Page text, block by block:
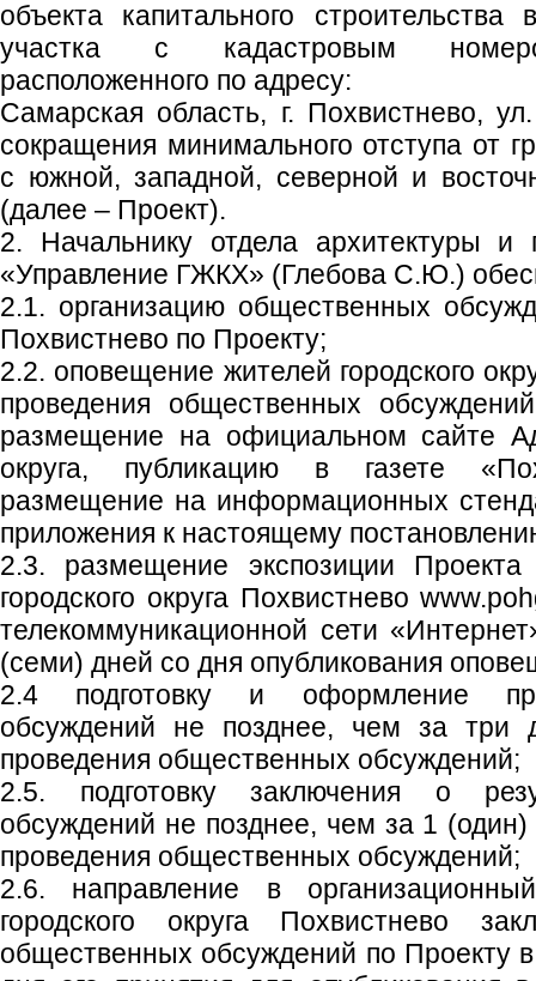
объекта капитального
участка с кадастровым
расположенного по адресу:
Самарская область, г. Похвистнево,
сокращения минимального отступа от
с южной, западной, северной и
(далее – Проект).
2. Начальнику отдела архитектуры и
«Управление ГЖКХ» (Глебова С.Ю.)
2.1. организацию общественных
Похвистнево по Проекту;
2.2. оповещение жителей городского
проведения общественных
размещение на официальном сайте
округа, публикацию в газете
размещение на информационных
приложения к настоящему
2.3. размещение экспозиции
городского округа Похвистнево
телекоммуникационной сети
(семи) дней со дня опубликования
2.4 подготовку и оформление
обсуждений не позднее, чем за три
проведения общественных обсуждений;
2.5. подготовку заключения о
обсуждений не позднее, чем за 1
проведения общественных обсуждений;
2.6. направление в
городского округа Похвистнево
общественных обсуждений по Проекту